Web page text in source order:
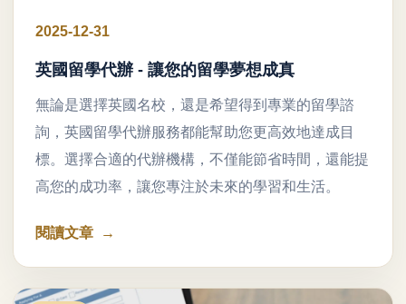
2025-12-31
英國留學代辦 - 讓您的留學夢想成真
無論是選擇英國名校，還是希望得到專業的留學諮
詢，英國留學代辦服務都能幫助您更高效地達成目
標。選擇合適的代辦機構，不僅能節省時間，還能提
高您的成功率，讓您專注於未來的學習和生活。
閱讀文章